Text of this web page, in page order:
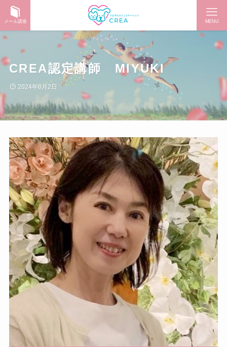
メール講座 MENU
CREA認定講師 MIYUKI
2024年8月2日